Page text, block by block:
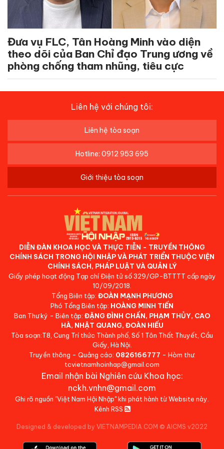
Đưa vụ FLC, Tân Hoàng Minh vào diện
theo dõi của Ban Chỉ đạo Trung ương về
phòng chống tham nhũng, tiêu cực
Liên hệ với chúng tôi:
Liên hệ tòa soạn
Hotline: 0912 953 695
Giới thiệu tòa soạn
DIỄN ĐÀN KHOA HỌC VÀ THỰC TIỄN - TRUYỀN THÔNG
CHÍNH SÁCH TRONG HỘI NHẬP VÀ PHÁT TRIỂN THUỘC VIỆN
CHÍNH SÁCH, PHÁP LUẬT VÀ QUẢN LÝ
Giấy phép hoạt động Tạp chí Điện tử số 329/GP-BTTTT cấp ngày
10/09/2018.
Tổng Biên tập: ĐOÀN MẠNH PHƯƠNG
Phó Tổng Biên tập: HOÀNG MINH TIẾN
Ban Thư ký - Biên tập: ĐẶNG ĐÌNH CHẤN, PHẠM THỦY, CAO
HÀ, NHẬT QUANG, ĐOÀN HIẾU
Tòa soạn:T8, Cung Trí thức Thành phố, Số 1 Tôn Thất Thuyết, Cầu
Giấy, Hà Nội.
Truyền thông - Quảng cáo: 0826166777 - Hòm thư:
tcvietnamhoinhap@gmail.com
Email nhận bài Nghiên cứu Khoa học:
nckh.vnhn@gmail.com
Ghi rõ nguồn "Việt Nam Hội Nhập" khi phát hành từ Website này.
Kênh RSS
Designed & developed by VIETNAMPEDIA.COM © AICMS v2022